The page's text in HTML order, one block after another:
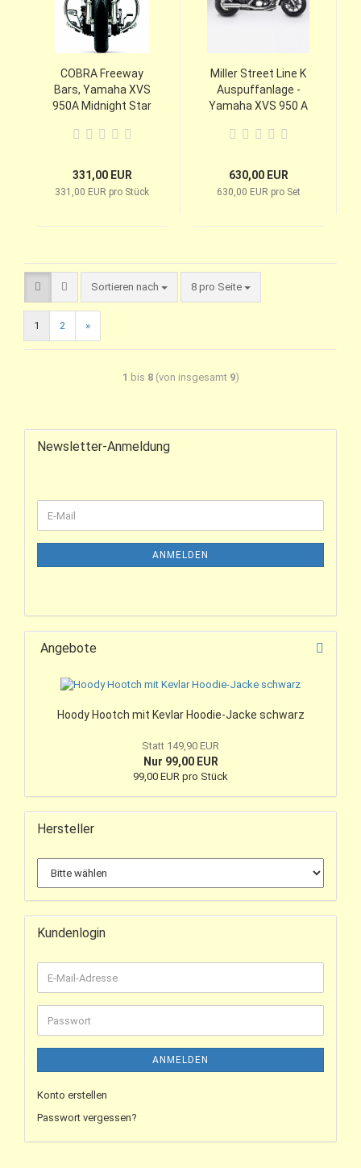
COBRA Freeway
Bars, Yamaha XVS
950A Midnight Star
331,00 EUR
331,00 EUR pro Stück
Miller Street Line K
Auspuffanlage -
Yamaha XVS 950 A
630,00 EUR
630,00 EUR pro Set
Sortieren nach 8 pro Seite
1 2 »
1 bis 8(von insgesamt 9)
Newsletter-Anmeldung
ANMELDEN
Angebote
Hoody Hootch mit Kevlar Hoodie-Jacke schwarz
Statt 149,90 EUR
Nur 99,00 EUR
99,00 EUR pro Stück
Hersteller
Kundenlogin
ANMELDEN
Konto erstellen
Passwort vergessen?